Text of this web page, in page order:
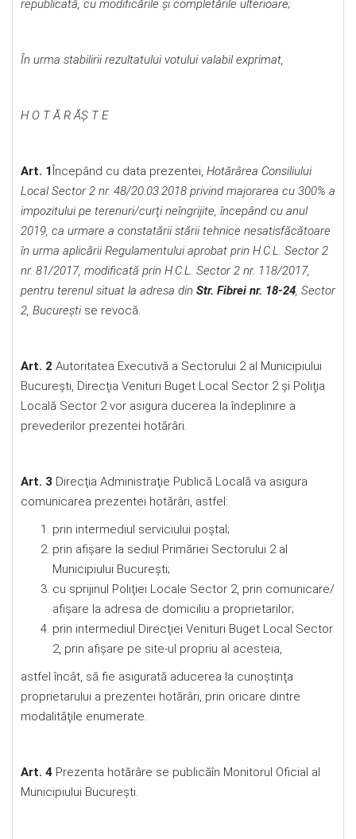
republicată, cu modificările şi completările ulterioare;
În urma stabilirii rezultatului votului valabil exprimat,
H O T Ă R ĂŞ T E
Art. 1Începând cu data prezentei, Hotărârea Consiliului
Local Sector 2 nr. 48/20.03.2018 privind majorarea cu 300% a
impozitului pe terenuri/curţi neîngrijite, începând cu anul
2019, ca urmare a constatării stării tehnice nesatisfăcătoare
în urma aplicării Regulamentului aprobat prin H.C.L. Sector 2
nr. 81/2017, modificată prin H.C.L. Sector 2 nr. 118/2017,
pentru terenul situat la adresa din Str. Fibrei nr. 18-24, Sector
2, Bucureşti se revocă.
Art. 2 Autoritatea Executivă a Sectorului 2 al Municipiului
Bucureşti, Direcţia Venituri Buget Local Sector 2 şi Poliţia
Locală Sector 2 vor asigura ducerea la îndeplinire a
prevederilor prezentei hotărâri.
Art. 3 Direcţia Administraţie Publică Locală va asigura
comunicarea prezentei hotărâri, astfel:
prin intermediul serviciului poştal;
prin afişare la sediul Primăriei Sectorului 2 al
Municipiului Bucureşti;
cu sprijinul Poliţiei Locale Sector 2, prin comunicare/
afişare la adresa de domiciliu a proprietarilor;
prin intermediul Direcţiei Venituri Buget Local Sector
2, prin afişare pe site-ul propriu al acesteia,
astfel încât, să fie asigurată aducerea la cunoştinţa
proprietarului a prezentei hotărâri, prin oricare dintre
modalităţile enumerate.
Art. 4 Prezenta hotărâre se publicăîn Monitorul Oficial al
Municipiului Bucureşti.